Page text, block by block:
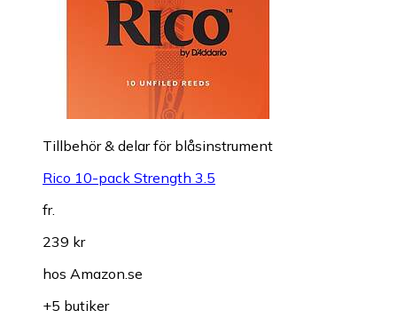
Tillbehör & delar för blåsinstrument
Rico 10-pack Strength 3.5
fr.
239 kr
hos Amazon.se
+5 butiker